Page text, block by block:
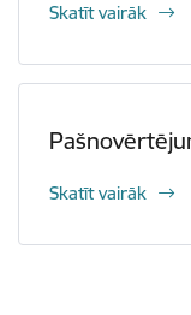
Skatīt vairāk
Skatīt vairāk